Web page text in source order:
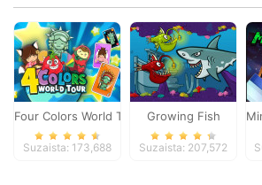
Four Colors World Tour
Suzaista: 173,688
Growing Fish
Suzaista: 207,572